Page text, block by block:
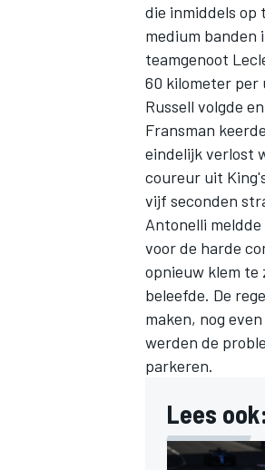
die inmiddels op
medium banden
teamgenoot
60 kilometer
Russell volgde
Fransman
eindelijk verlost
coureur uit
vijf seconden
Antonelli
voor de harde
opnieuw klem
beleefde. De
maken, nog
werden de
parkeren.
Lees ook: